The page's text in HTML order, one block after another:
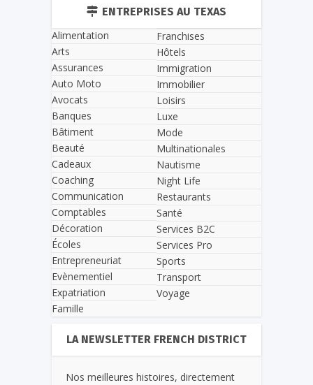
ENTREPRISES AU TEXAS
Alimentation
Arts
Assurances
Auto Moto
Avocats
Banques
Bâtiment
Beauté
Cadeaux
Coaching
Communication
Comptables
Décoration
Écoles
Entrepreneuriat
Evènementiel
Expatriation
Famille
Franchises
Hôtels
Immigration
Immobilier
Loisirs
Luxe
Mode
Multinationales
Nautisme
Night Life
Restaurants
Santé
Services B2C
Services Pro
Sports
Transport
Voyage
LA NEWSLETTER FRENCH DISTRICT
Nos meilleures histoires, directement